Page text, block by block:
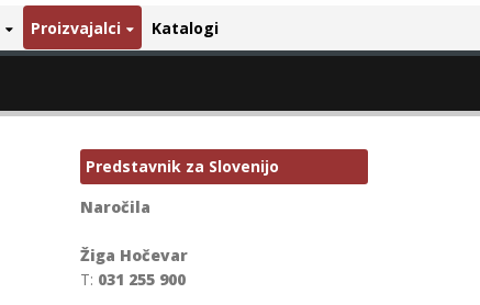
Proizvajalci Katalogi
Predstavnik za Slovenijo
Naročila
Žiga Hočevar
T: 031 255 900